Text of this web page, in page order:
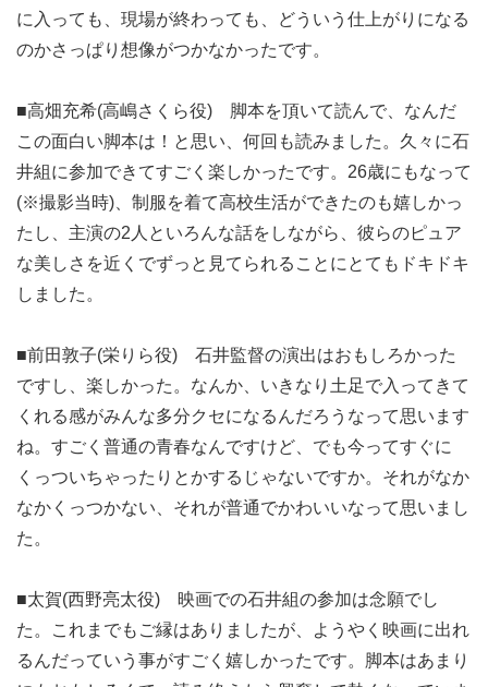
に入っても、現場が終わっても、どういう仕上がりになる
のかさっぱり想像がつかなかったです。
■高畑充希(高嶋さくら役) 脚本を頂いて読んで、なんだ
この面白い脚本は！と思い、何回も読みました。久々に石
井組に参加できてすごく楽しかったです。26歳にもなって
(※撮影当時)、制服を着て高校生活ができたのも嬉しかっ
たし、主演の2人といろんな話をしながら、彼らのピュア
な美しさを近くでずっと見てられることにとてもドキドキ
しました。
■前田敦子(栄りら役) 石井監督の演出はおもしろかった
ですし、楽しかった。なんか、いきなり土足で入ってきて
くれる感がみんな多分クセになるんだろうなって思います
ね。すごく普通の青春なんですけど、でも今ってすぐに
くっついちゃったりとかするじゃないですか。それがなか
なかくっつかない、それが普通でかわいいなって思いまし
た。
■太賀(西野亮太役) 映画での石井組の参加は念願でし
た。これまでもご縁はありましたが、ようやく映画に出れ
るんだっていう事がすごく嬉しかったです。脚本はあまり